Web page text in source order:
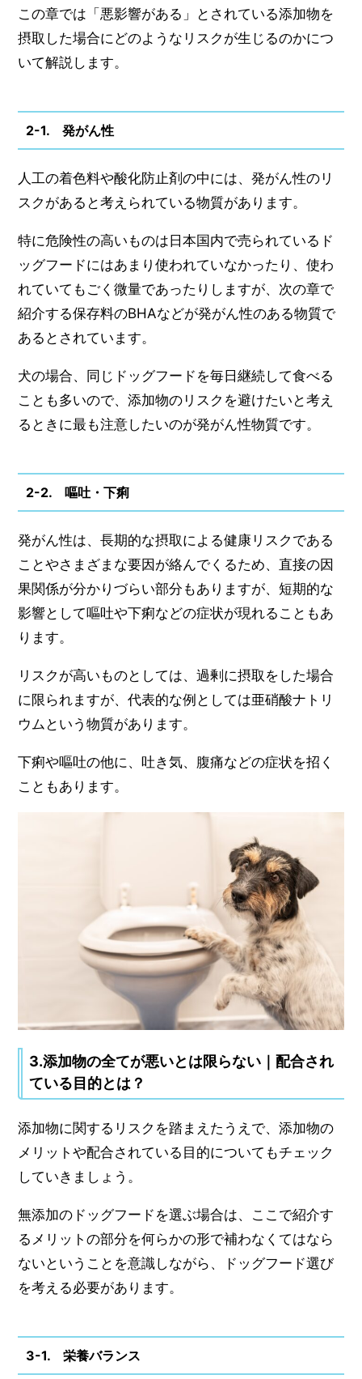
この章では「悪影響がある」とされている添加物を
摂取した場合にどのようなリスクが生じるのかにつ
いて解説します。
2-1. 発がん性
人工の着色料や酸化防止剤の中には、発がん性のリ
スクがあると考えられている物質があります。
特に危険性の高いものは日本国内で売られているド
ッグフードにはあまり使われていなかったり、使わ
れていてもごく微量であったりしますが、次の章で
紹介する保存料のBHAなどが発がん性のある物質で
あるとされています。
犬の場合、同じドッグフードを毎日継続して食べる
ことも多いので、添加物のリスクを避けたいと考え
るときに最も注意したいのが発がん性物質です。
2-2. 嘔吐・下痢
発がん性は、長期的な摂取による健康リスクである
ことやさまざまな要因が絡んでくるため、直接の因
果関係が分かりづらい部分もありますが、短期的な
影響として嘔吐や下痢などの症状が現れることもあ
ります。
リスクが高いものとしては、過剰に摂取をした場合
に限られますが、代表的な例としては亜硝酸ナトリ
ウムという物質があります。
下痢や嘔吐の他に、吐き気、腹痛などの症状を招く
こともあります。
3.添加物の全てが悪いとは限らない｜配合され
ている目的とは？
添加物に関するリスクを踏まえたうえで、添加物の
メリットや配合されている目的についてもチェック
していきましょう。
無添加のドッグフードを選ぶ場合は、ここで紹介す
るメリットの部分を何らかの形で補わなくてはなら
ないということを意識しながら、ドッグフード選び
を考える必要があります。
3-1. 栄養バランス